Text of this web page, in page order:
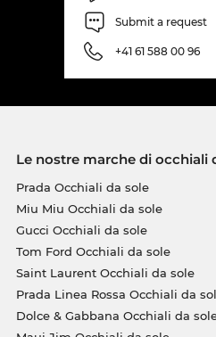
Submit a request
+41 61 588 00 96
Le nostre marche di occhiali
Prada Occhiali da sole
Miu Miu Occhiali da sole
Gucci Occhiali da sole
Tom Ford Occhiali da sole
Saint Laurent Occhiali da sole
Prada Linea Rossa Occhiali da
Dolce & Gabbana Occhiali da